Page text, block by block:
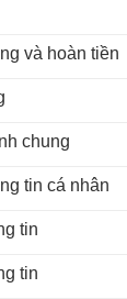
và hoàn tiền
chung
tin cá nhân
tin
tin